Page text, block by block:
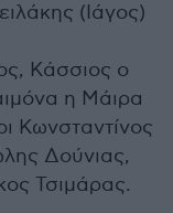
(Ιάγος)
Κάσσιος ο
η Μάιρα
Κωνσταντίνος
Δούνιας,
Τσιμάρας.